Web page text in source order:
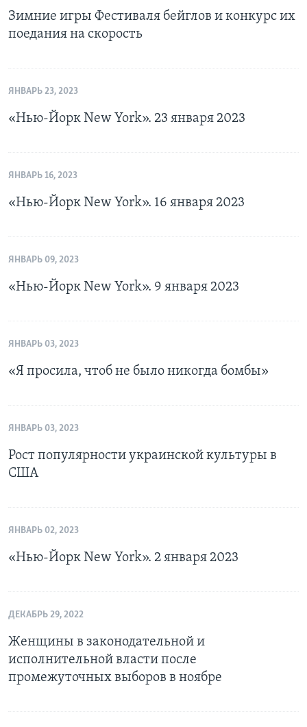
Зимние игры Фестиваля бейглов и конкурс их
поедания на скорость
ЯНВАРЬ 23, 2023
«Нью-Йорк New York». 23 января 2023
ЯНВАРЬ 16, 2023
«Нью-Йорк New York». 16 января 2023
ЯНВАРЬ 09, 2023
«Нью-Йорк New York». 9 января 2023
ЯНВАРЬ 03, 2023
«Я просила, чтоб не было никогда бомбы»
ЯНВАРЬ 03, 2023
Рост популярности украинской культуры в
США
ЯНВАРЬ 02, 2023
«Нью-Йорк New York». 2 января 2023
ДЕКАБРЬ 29, 2022
Женщины в законодательной и
исполнительной власти после
промежуточных выборов в ноябре